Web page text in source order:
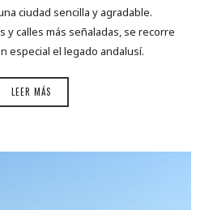
ciudad sencilla y agradable.
y calles más señaladas, se recorre
especial el legado andalusí.
LEER MÁS